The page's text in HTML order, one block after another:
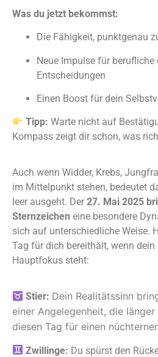
Was du jetzt bekommst:
Die Fähigkeit, punktgenau
Neue Impulse für berufliche
Entscheidungen
Einen Boost für dein
Tipp: Warte nicht auf
Kompass zeigt dir schon, was
Auch wenn Widder, Krebs,
im Mittelpunkt stehen, bedeutet
leer ausgeht. Der 27. Mai 2025
Sternzeichen eine besondere
sich auf unterschiedliche Weise.
Tag für dich bereithält, wenn
Hauptfokus steht:
Stier: Dein Realitätssinn
einer Angelegenheit, die
diesen Tag für einen
Zwillinge: Du spürst den